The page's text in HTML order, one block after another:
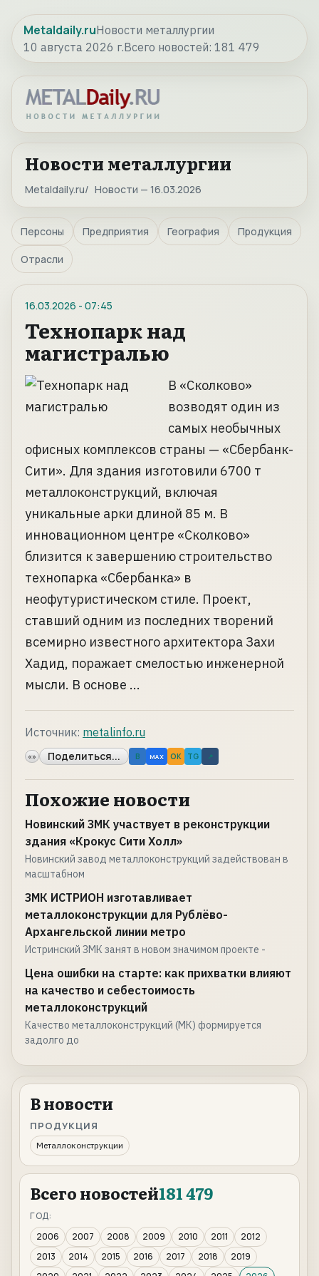
Metaldaily.ruНовости металлургии
10 августа 2026 г.Всего новостей: 181 479
Новости металлургии
Metaldaily.ru Новости — 16.03.2026
Персоны Предприятия География Продукция
Отрасли
16.03.2026 - 07:45
Технопарк над
магистралью
В «Сколково»
возводят один из
самых необычных
офисных комплексов страны — «Сбербанк-
Сити». Для здания изготовили 6700 т
металлоконструкций, включая
уникальные арки длиной 85 м. В
инновационном центре «Сколково»
близится к завершению строительство
технопарка «Сбербанка» в
неофутуристическом стиле. Проект,
ставший одним из последних творений
всемирно известного архитектора Захи
Хадид, поражает смелостью инженерной
мысли. В основе ...
Источник: metalinfo.ru
«» Поделиться... B MAX OK TG ↗
Похожие новости
Новинский ЗМК участвует в реконструкции
здания «Крокус Сити Холл»
Новинский завод металлоконструкций задействован в
масштабном
ЗМК ИСТРИОН изготавливает
металлоконструкции для Рублёво-
Архангельской линии метро
Истринский ЗМК занят в новом значимом проекте -
Цена ошибки на старте: как прихватки влияют
на качество и себестоимость
металлоконструкций
Качество металлоконструкций (МК) формируется
задолго до
В новости
ПРОДУКЦИЯ
Металлоконструкции
Всего новостей181 479
ГОД:
2006
2007 2008 2009 2010 2011
2012
2013
2014 2015 2016 2017 2018
2019